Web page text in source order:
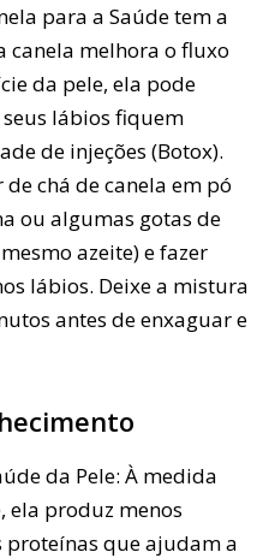
para a Saúde tem a
canela melhora o fluxo
da pele, ela pode
lábios fiquem
de injeções (Botox).
chá de canela em pó
ou algumas gotas de
azeite) e fazer
lábios. Deixe a mistura
antes de enxaguar e
da Pele: À medida
ela produz menos
proteínas que ajudam a